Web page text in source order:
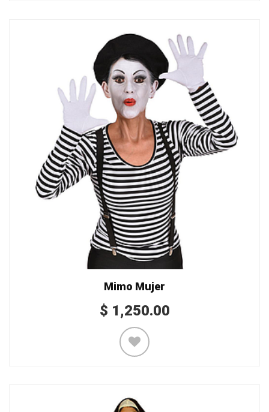
Mimo Mujer
$ 1,250.00